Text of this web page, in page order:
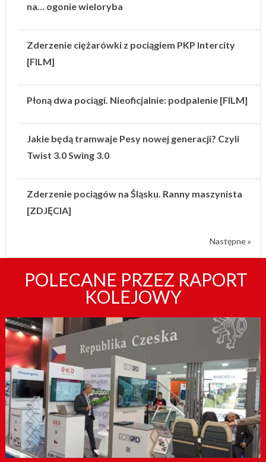
na… ogonie wieloryba
Zderzenie ciężarówki z pociągiem PKP Intercity
[FILM]
Płoną dwa pociągi. Nieoficjalnie: podpalenie [FILM]
Jakie będą tramwaje Pesy nowej generacji? Czyli
Twist 3.0 Swing 3.0
Zderzenie pociągów na Śląsku. Ranny maszynista
[ZDJĘCIA]
Następne »
POLECANE PRZEZ RAPORT
KOLEJOWY